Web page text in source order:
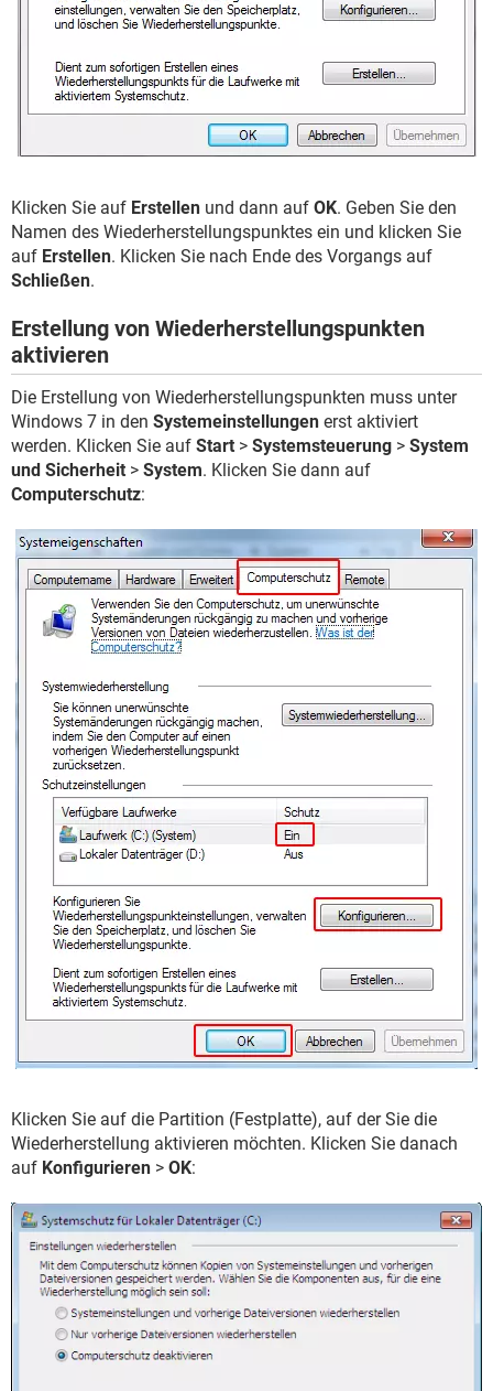
Klicken Sie auf Erstellen und dann auf OK. Geben Sie den
Namen des Wiederherstellungspunktes ein und klicken Sie
auf Erstellen. Klicken Sie nach Ende des Vorgangs auf
Schließen.
Erstellung von Wiederherstellungspunkten
aktivieren
Die Erstellung von Wiederherstellungspunkten muss unter
Windows 7 in den Systemeinstellungen erst aktiviert
werden. Klicken Sie auf Start > Systemsteuerung > System
und Sicherheit > System. Klicken Sie dann auf
Computerschutz:
Klicken Sie auf die Partition (Festplatte), auf der Sie die
Wiederherstellung aktivieren möchten. Klicken Sie danach
auf Konfigurieren > OK: